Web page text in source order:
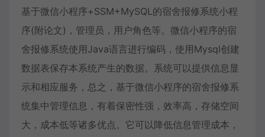
基于微信小程序+SSM+MySQL的宿舍报修系统小程
序(附论文)，管理员，用户角色等。微信小程序的宿
舍报修系统使用Java语言进行编码，使用Mysql创建
数据表保存本系统产生的数据。系统可以提供信息显
示和相应服务，总之，基于微信小程序的宿舍报修系
统集中管理信息，有着保密性强，效率高，存储空间
大，成本低等诸多优点。它可以降低信息管理成本，